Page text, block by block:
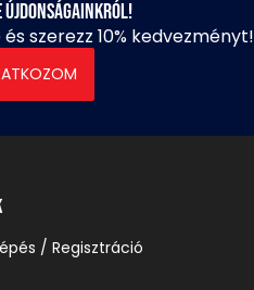
újdonságainkról!
szerezz 10% kedvezményt!
/ Regisztráció